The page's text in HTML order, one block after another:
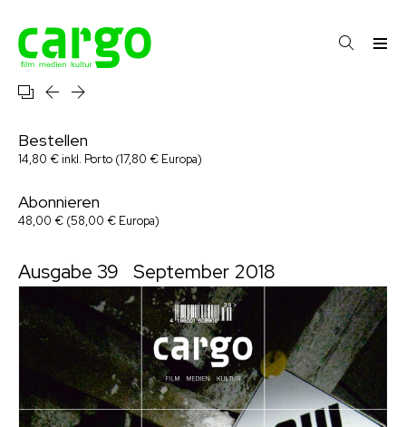
Bestellen
14,80 € inkl. Porto (17,80 € Europa)
Abonnieren
48,00 € (58,00 € Europa)
Ausgabe 39 September 2018